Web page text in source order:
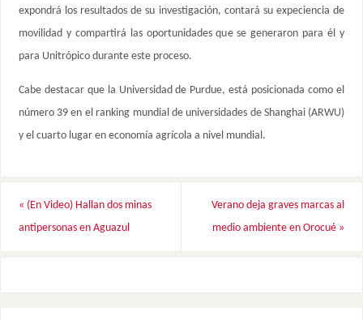
expondrá los resultados de su investigación, contará su expeciencia de
movilidad y compartirá las oportunidades que se generaron para él y
para Unitrópico durante este proceso.
Cabe destacar que la Universidad de Purdue, está posicionada como el
número 39 en el ranking mundial de universidades de Shanghai (ARWU)
y el cuarto lugar en economía agrícola a nivel mundial.
« (En Video) Hallan dos minas
antipersonas en Aguazul
Verano deja graves marcas al
medio ambiente en Orocué »